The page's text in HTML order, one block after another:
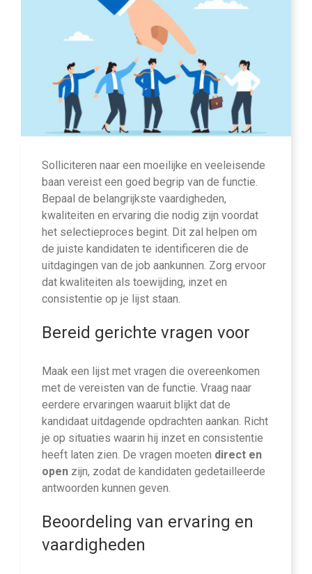
Solliciteren naar een moeilijke en veeleisende
baan vereist een goed begrip van de functie.
Bepaal de belangrijkste vaardigheden,
kwaliteiten en ervaring die nodig zijn voordat
het selectieproces begint. Dit zal helpen om
de juiste kandidaten te identificeren die de
uitdagingen van de job aankunnen. Zorg ervoor
dat kwaliteiten als toewijding, inzet en
consistentie op je lijst staan.
Bereid gerichte vragen voor
Maak een lijst met vragen die overeenkomen
met de vereisten van de functie. Vraag naar
eerdere ervaringen waaruit blijkt dat de
kandidaat uitdagende opdrachten aankan. Richt
je op situaties waarin hij inzet en consistentie
heeft laten zien. De vragen moeten direct en
open zijn, zodat de kandidaten gedetailleerde
antwoorden kunnen geven.
Beoordeling van ervaring en
vaardigheden